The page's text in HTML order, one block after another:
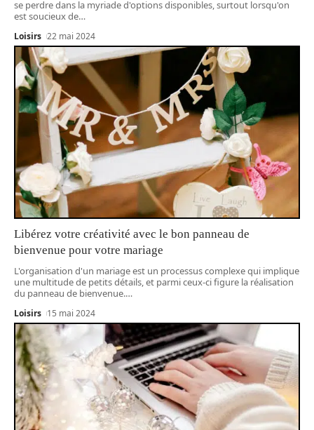
se perdre dans la myriade d'options disponibles, surtout lorsqu'on
est soucieux de…
Loisirs 22 mai 2024
Libérez votre créativité avec le bon panneau de
bienvenue pour votre mariage
L'organisation d'un mariage est un processus complexe qui implique
une multitude de petits détails, et parmi ceux-ci figure la réalisation
du panneau de bienvenue.…
Loisirs 15 mai 2024